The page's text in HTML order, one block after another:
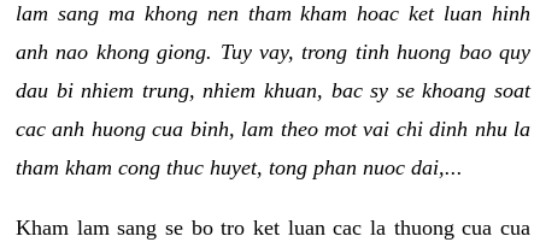
lam sang ma khong nen tham kham hoac ket luan hinh
anh nao khong giong. Tuy vay, trong tinh huong bao quy
dau bi nhiem trung, nhiem khuan, bac sy se khoang soat
cac anh huong cua binh, lam theo mot vai chi dinh nhu la
tham kham cong thuc huyet, tong phan nuoc dai,...
Kham lam sang se bo tro ket luan cac la thuong cua cua